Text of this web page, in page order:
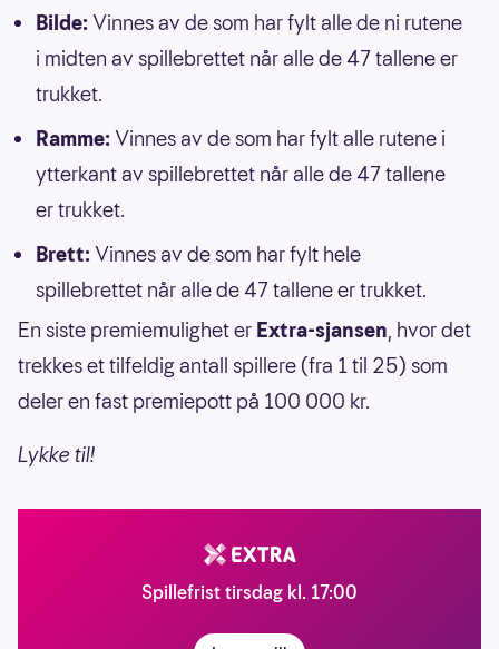
Bilde:Vinnes av de som har fylt alle de ni rutene
i midten av spillebrettet når alle de 47 tallene er
trukket.
Ramme:Vinnes av de som har fylt alle rutene i
ytterkant av spillebrettet når alle de 47 tallene
er trukket.
Brett:Vinnes av de som har fylt hele
spillebrettet når alle de 47 tallene er trukket.
En siste premiemulighet er Extra-sjansen, hvor det
trekkes et tilfeldig antall spillere (fra 1 til 25) som
deler en fast premiepott på 100 000 kr.
Lykke til!
Spillefrist tirsdag kl. 17:00